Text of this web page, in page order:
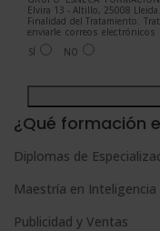
Elvira 13 - Altillo, 25008 Lleida.
Finalidad del Tratamiento:
enviarle correos
ofrecidos y otros tipo de
Legitimación del tratamiento:
Para más información
Desea recibir información
SÍ NO
A
l
e
r
n
¿Qué formación
Diplomas de
Maestría en
Publicidad y Ventas